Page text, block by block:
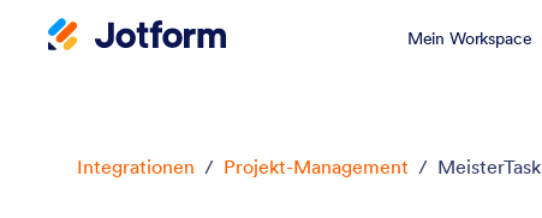
Mein Workspace
Integrationen / Projekt-Management / MeisterTask